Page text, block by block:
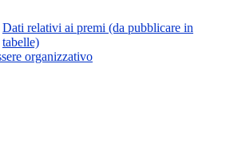
Dati relativi ai premi (da pubblicare in
tabelle)
organizzativo